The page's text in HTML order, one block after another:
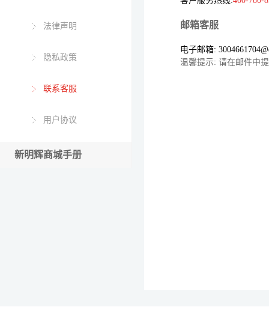
法律声明
隐私政策
联系客服
用户协议
新明辉商城手册
邮箱客服
电子邮箱:
温馨提示: 请在邮件中